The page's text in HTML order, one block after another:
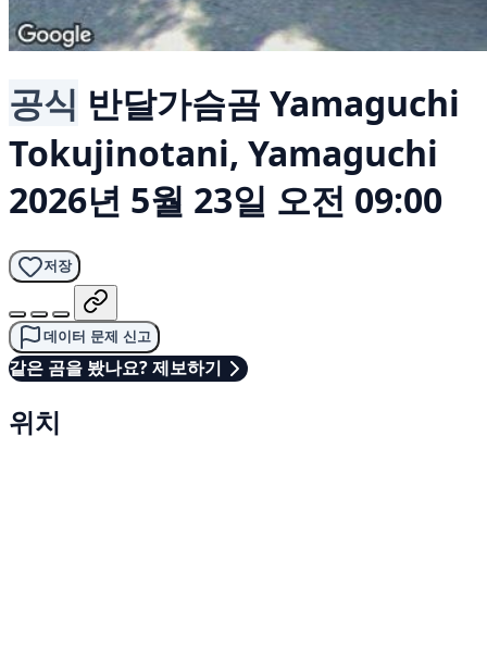
공식 반달가슴곰 Yamaguchi
Tokujinotani, Yamaguchi
2026년 5월 23일 오전 09:00
저장
데이터 문제 신고
같은 곰을 봤나요? 제보하기
위치